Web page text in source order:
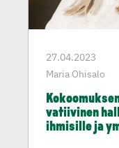
27.04.2023
Maria Ohisalo
va­tii­vinen
ihmisille ja